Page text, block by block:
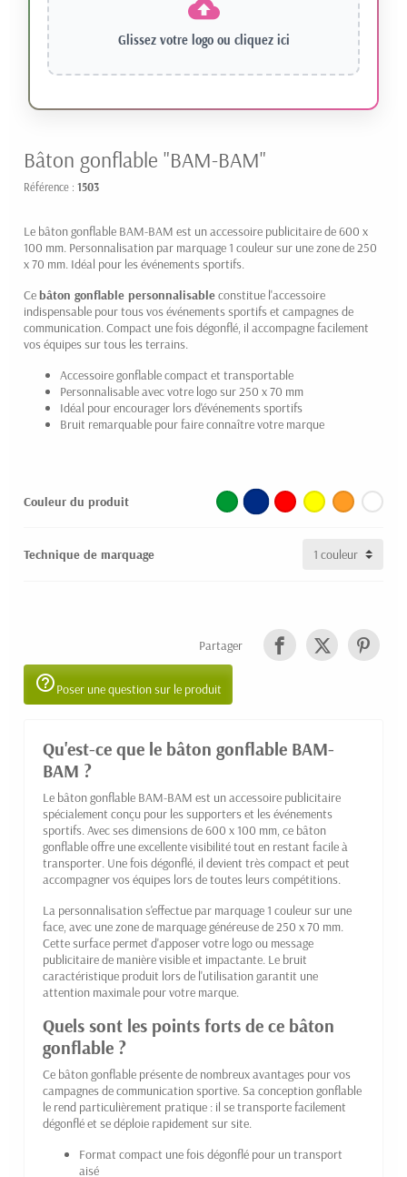
Glissez votre logo ou cliquez ici
Bâton gonflable "BAM-BAM"
Référence : 1503
Le bâton gonflable BAM-BAM est un accessoire publicitaire de 600 x
100 mm. Personnalisation par marquage 1 couleur sur une zone de 250
x 70 mm. Idéal pour les événements sportifs.
Cebâton gonflable personnalisableconstitue l'accessoire
indispensable pour tous vos événements sportifs et campagnes de
communication. Compact une fois dégonflé, il accompagne facilement
vos équipes sur tous les terrains.
Accessoire gonflable compact et transportable
Personnalisable avec votre logo sur 250 x 70 mm
Idéal pour encourager lors d'événements sportifs
Bruit remarquable pour faire connaître votre marque
Couleur du produit
Technique de marquage
Partager
help_outlinePoser une question sur le produit
Qu'est-ce que le bâton gonflable BAM-
BAM ?
Le bâton gonflable BAM-BAM est un accessoire publicitaire
spécialement conçu pour les supporters et les événements
sportifs. Avec ses dimensions de 600 x 100 mm, ce bâton
gonflable offre une excellente visibilité tout en restant facile à
transporter. Une fois dégonflé, il devient très compact et peut
accompagner vos équipes lors de toutes leurs compétitions.
La personnalisation s'effectue par marquage 1 couleur sur une
face, avec une zone de marquage généreuse de 250 x 70 mm.
Cette surface permet d'apposer votre logo ou message
publicitaire de manière visible et impactante. Le bruit
caractéristique produit lors de l'utilisation garantit une
attention maximale pour votre marque.
Quels sont les points forts de ce bâton
gonflable ?
Ce bâton gonflable présente de nombreux avantages pour vos
campagnes de communication sportive. Sa conception gonflable
le rend particulièrement pratique : il se transporte facilement
dégonflé et se déploie rapidement sur site.
Format compact une fois dégonflé pour un transport
aisé